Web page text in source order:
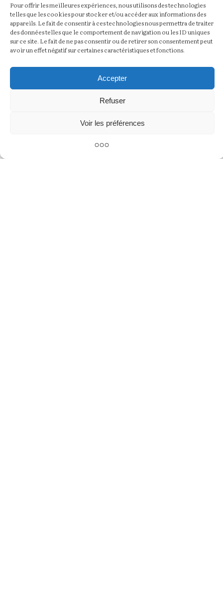
Pour offrir les meilleures expériences, nous utilisons des technologies
telles que les cookies pour stocker et/ou accéder aux informations des
appareils. Le fait de consentir à ces technologies nous permettra de traiter
des données telles que le comportement de navigation ou les ID uniques
sur ce site. Le fait de ne pas consentir ou de retirer son consentement peut
avoir un effet négatif sur certaines caractéristiques et fonctions.
Accepter
Refuser
Voir les préférences